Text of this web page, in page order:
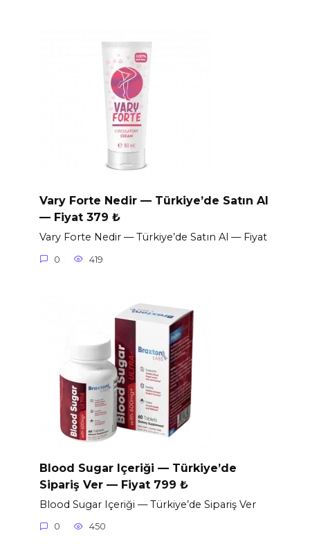
Vary Forte Nedir — Türkiye’de Satın Al
— Fiyat 379 ₺
Vary Forte Nedir — Türkiye’de Satın Al — Fiyat
0 419
Blood Sugar Içeriği — Türkiye’de
Sipariş Ver — Fiyat 799 ₺
Blood Sugar Içeriği — Türkiye’de Sipariş Ver
0 450